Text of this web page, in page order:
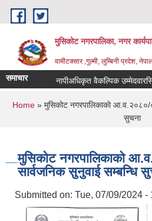
Skip to main content
मुसिकोट नगरपालिका, नगर
वामीटक्सार ,गुल्मी, लुम्बिनी प्रदेश,
समाचार नापीअधिकृत वैकल्पिक
You are here
Home » मुसिकाेट नगरपालिकाकाे आ.व.२०८०/
सुचना
मुसिकाेट नगरपालिकाकाे
सार्वजनिक सुनुवाई सम्बन्धि
Submitted on: Tue, 07/09/2024 -